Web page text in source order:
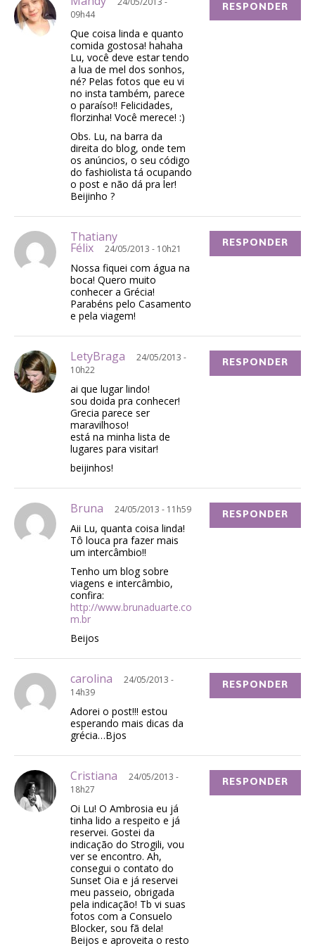
09h44
Que coisa linda e quanto
comida gostosa! hahaha
Lu, você deve estar tendo
a lua de mel dos sonhos,
né? Pelas fotos que eu vi
no insta também, parece
o paraíso!! Felicidades,
florzinha! Você merece! :)
Obs. Lu, na barra da
direita do blog, onde tem
os anúncios, o seu código
do fashiolista tá ocupando
o post e não dá pra ler!
Beijinho ?
RESPONDER
Thatiany
Félix 24/05/2013 - 10h21
Nossa fiquei com água na
boca! Quero muito
conhecer a Grécia!
Parabéns pelo Casamento
e pela viagem!
RESPONDER
LetyBraga
24/05/2013 -
10h22
ai que lugar lindo!
sou doida pra conhecer!
Grecia parece ser
maravilhoso!
está na minha lista de
lugares para visitar!
beijinhos!
RESPONDER
Bruna 24/05/2013 - 11h59
Aii Lu, quanta coisa linda!
Tô louca pra fazer mais
um intercâmbio!!
Tenho um blog sobre
viagens e intercâmbio,
confira:
http://www.brunaduarte.co
m.br
Beijos
RESPONDER
carolina
24/05/2013 -
14h39
Adorei o post!!! estou
esperando mais dicas da
grécia…Bjos
RESPONDER
Cristiana
24/05/2013 -
18h27
Oi Lu! O Ambrosia eu já
tinha lido a respeito e já
reservei. Gostei da
indicação do Strogili, vou
ver se encontro. Ah,
consegui o contato do
Sunset Oia e já reservei
meu passeio, obrigada
pela indicação! Tb vi suas
fotos com a Consuelo
Blocker, sou fã dela!
Beijos e aproveita o resto
RESPONDER